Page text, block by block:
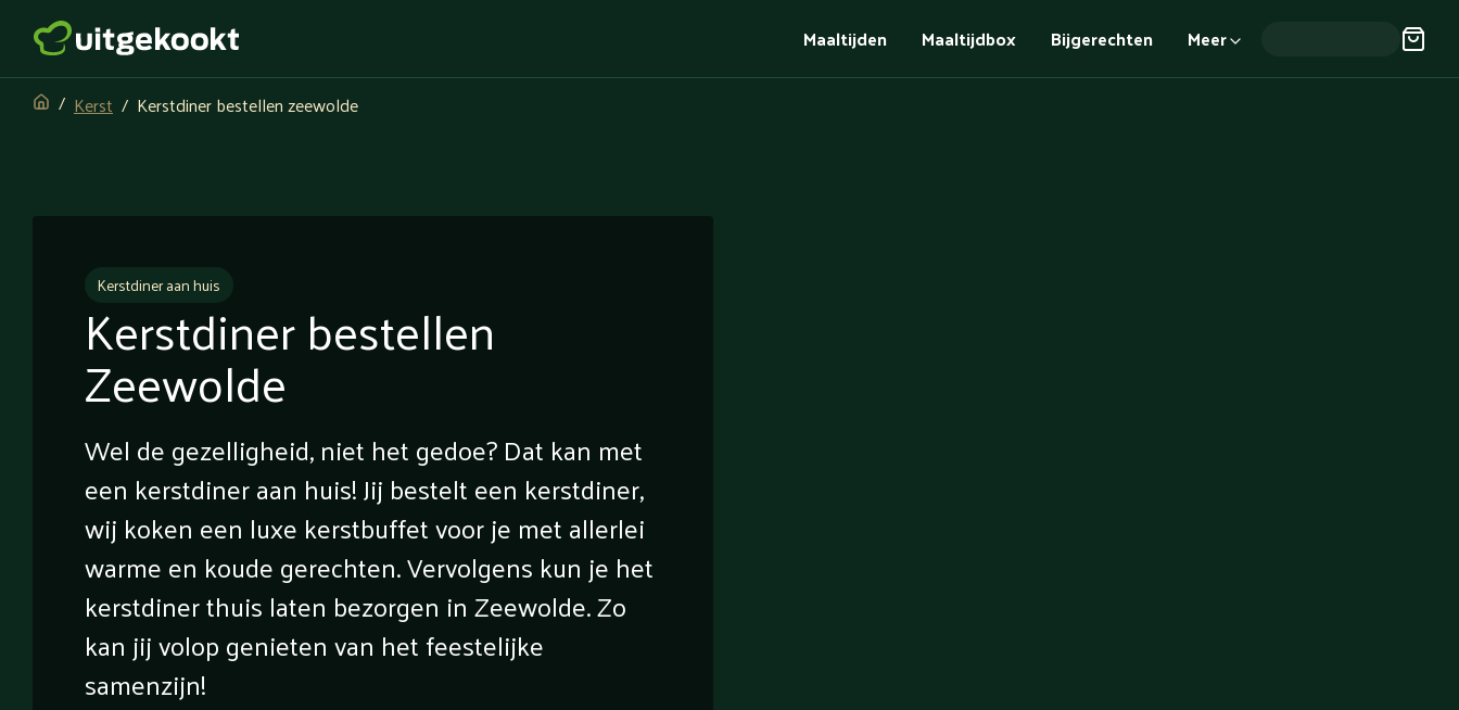
Maaltijden Maaltijdbox Bijgerechten Meer
Kerst Kerstdiner bestellen zeewolde
Kerstdiner aan huis
Kerstdiner bestellen
Zeewolde
Wel de gezelligheid, niet het gedoe? Dat kan met
een kerstdiner aan huis! Jij bestelt een kerstdiner,
wij koken een luxe kerstbuffet voor je met allerlei
warme en koude gerechten. Vervolgens kun je het
kerstdiner thuis laten bezorgen in Zeewolde. Zo
kan jij volop genieten van het feestelijke
samenzijn!